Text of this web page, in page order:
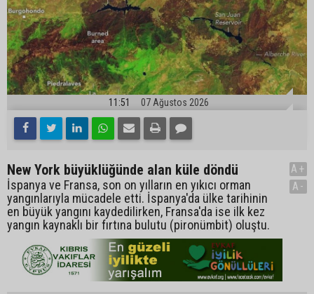
11:51 07 Ağustos 2026
New York büyüklüğünde alan küle döndü
İspanya ve Fransa, son on yılların en yıkıcı orman
yangınlarıyla mücadele etti. İspanya'da ülke tarihinin
en büyük yangını kaydedilirken, Fransa'da ise ilk kez
yangın kaynaklı bir fırtına bulutu (pironümbit) oluştu.
A+
A-